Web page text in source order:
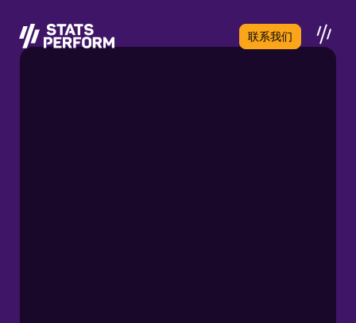
联系我们